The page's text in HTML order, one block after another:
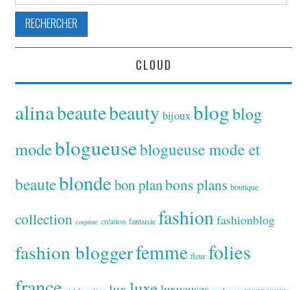
CLOUD
alinabeautebeauty bijoux blogblog
modeblogueuseblogueuse mode et
beauteblondebon planbons plans boutique
collection coquine création fantaisie fashionfashionblog
fashion bloggerfemme fleur folies